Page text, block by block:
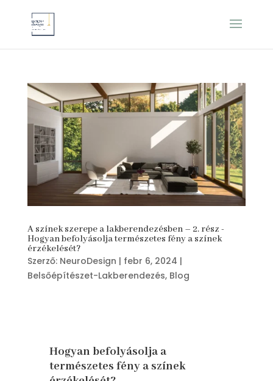
A színek szerepe a lakberendezésben – 2. rész -
Hogyan befolyásolja természetes fény a színek
érzékelését?
Szerző: NeuroDesign | febr 6, 2024 |
Belsőépítészet-Lakberendezés, Blog
Hogyan befolyásolja a
természetes fény a színek